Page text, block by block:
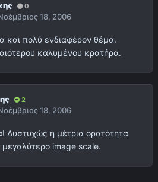
0
18, 2006
και πολύ ενδιαφέρον θέμα.
καλυμένου κρατήρα.
2
18, 2006
Δυστυχώς η μέτρια ορατότητα
image scale.